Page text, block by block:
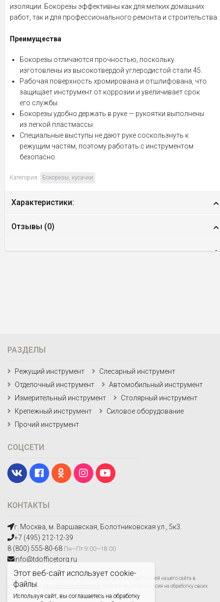
Этот веб-сайт использует cookie-
файлы.
Используя сайт, вы соглашаетесь на обработку
изоляции. Бокорезы эффективны как для мелких домашних
работ, так и для профессионального ремонта и строительства.
Преимущества
Бокорезы отличаются прочностью, поскольку
изготовлены из высокотвердой углеродистой стали 45.
Рабочая поверхность хромирована и отшлифована, что
защищает инструмент от коррозии и увеличивает срок
его службы.
Бокорезы удобно держать в руке — рукоятки выполнены
из легкой пластмассы.
Специальные выступы не дают руке соскользнуть к
режущим частям, поэтому работать с инструментом
безопасно.
Категория: Бокорезы, кусачки
Характеристики:
Отзывы (0)
КОНТАКТЫ
г. Москва, м. Варшавская, Болотниковская ул., 5к3.
+7 (495) 212-12-39
8 (800) 555-80-68 Пн—Пт 9:00—18:00
info@tdofficetorg.ru
Мы получаем и обрабатываем персональные данные посетителей нашего сайта в
соответствии с
. Если вы не даете согласия на обработку своих
персональных данных,вам необходимо покинуть наш сайт.
РАЗДЕЛЫ
Режущий инструмент
Слесарный инструмент
Отделочный инструмент
Автомобильный инструмент
Измерительный инструмент
Столярный инструмент
Крепежный инструмент
Силовое оборудование
Прочий инструмент
СОЦСЕТИ